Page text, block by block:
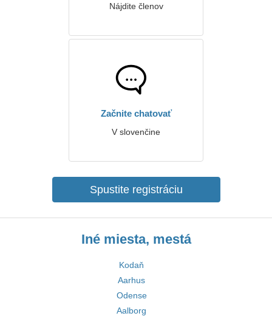
Nájdite členov
Začnite chatovať
V slovenčine
Spustite registráciu
Iné miesta, mestá
Kodaň
Aarhus
Odense
Aalborg